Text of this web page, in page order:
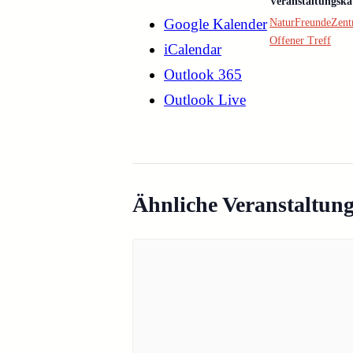
Google Kalender
iCalendar
Outlook 365
Outlook Live
Offener Treff
Ähnliche